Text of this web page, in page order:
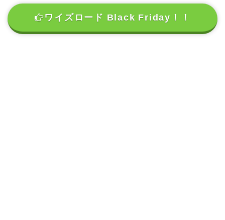
ワイズロード Black Friday！！